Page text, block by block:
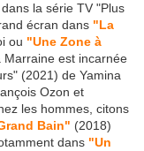
la série TV "Plus
écran dans "La
ou "Une Zone à
est incarnée
(2021) de Yamina
Ozon et
les hommes, citons
Bain" (2018)
dans "Un